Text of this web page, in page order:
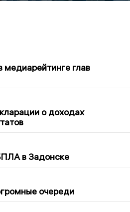
медиарейтинге глав
о доходах
в Задонске
очереди